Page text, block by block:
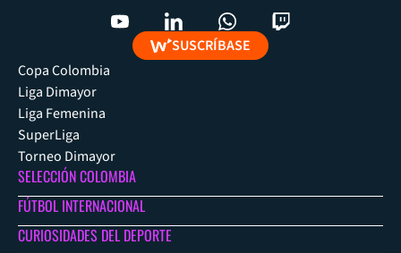
SUSCRÍBASE
Copa Colombia
Liga Dimayor
Liga Femenina
SuperLiga
Torneo Dimayor
SELECCIÓN COLOMBIA
FÚTBOL INTERNACIONAL
CURIOSIDADES DEL DEPORTE